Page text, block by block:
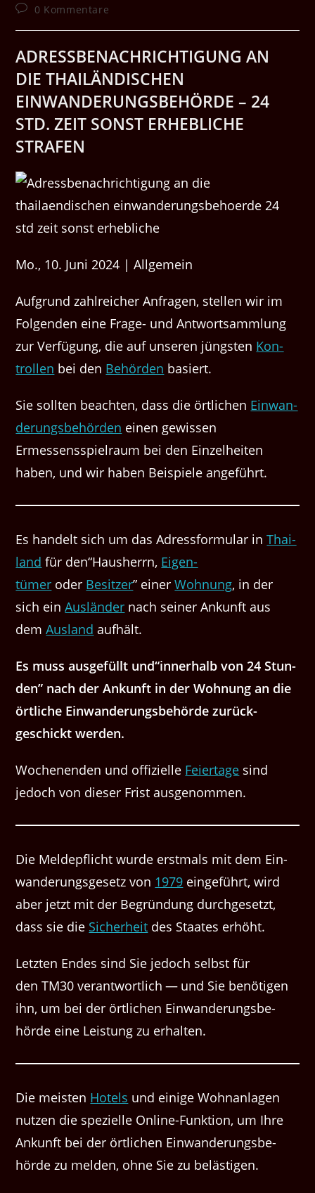
Kategorie:
Beitrags-
0 Kommentare
ADRESSBENACHRICHTIGUNG AN
DIE THAILÄNDISCHEN
EINWANDERUNGSBEHÖRDE – 24
STD. ZEIT SONST ERHEBLICHE
STRAFEN
Mo., 10. Juni 2024 | Allgemein
Auf­grund zahlre­ich­er Anfra­gen, stellen wir im
Fol­gen­den eine Frage- und Antwort­samm­lung
zur Ver­fü­gung, die auf unseren jüng­sten Kon­
trollen bei den Behör­den basiert.
Sie soll­ten beacht­en, dass die örtlichen Ein­wan­
derungs­be­hör­den einen gewis­sen
Ermessensspiel­raum bei den Einzel­heit­en
haben, und wir haben Beispiele angeführt.
Es han­delt sich um das Adress­for­mu­lar inThai­
land für den​“Haush­er­rn, Eigen­
tümer oder Besitzer” ein­erWoh­nung, in der
sich einAus­län­der nach sein­er Ankun­ft aus
demAus­land aufhält.
Es muss aus­ge­füllt und​“inner­halb von 24 Stun­
den” nach der Ankun­ft in der Woh­nung an die
örtliche Ein­wan­derungs­be­hörde zurück­
geschickt werden.
Woch­enen­den und offizielle Feiertage sind
jedoch von dieser Frist ausgenommen.
Die Meldepflicht wurde erst­mals mit dem Ein­
wan­derungs­ge­setz von 1979 einge­führt, wird
aber jet­zt mit der Begrün­dung durchge­set­zt,
dass sie die Sicher­heit des Staates erhöht.
Let­zten Endes sind Sie jedoch selb­st für
den TM30 ver­ant­wortlich — und Sie benöti­gen
ihn, um bei der örtlichen Ein­wan­derungs­be­
hörde eine Leis­tung zu erhalten.
Die meis­ten Hotels und einige Wohnan­la­gen
nutzen die spezielle Online-Funk­tion, um Ihre
Ankun­ft bei der örtlichen Ein­wan­derungs­be­
hörde zu melden, ohne Sie zu belästigen.